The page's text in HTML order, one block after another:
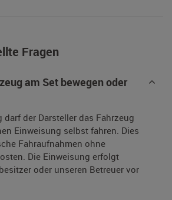
Fragen
am Set bewegen oder
darf der Darsteller das Fahrzeug
Einweisung selbst fahren. Dies
Fahraufnahmen ohne
Die Einweisung erfolgt
oder unseren Betreuer vor